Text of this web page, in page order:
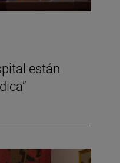
están